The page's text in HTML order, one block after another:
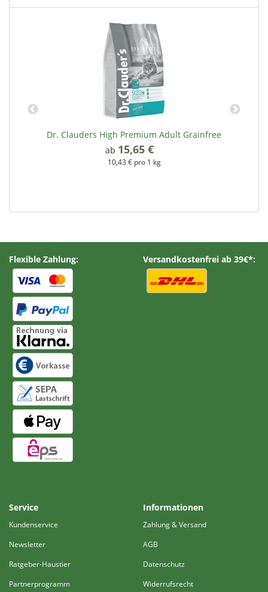
Dr. Clauders High Premium Adult Grainfree
ab 15,65 €
10,43 € pro 1 kg
Flexible Zahlung: Versandkostenfrei ab 39€*:
Service
Kundenservice
Newsletter
Ratgeber-Haustier
Partnerprogramm
Informationen
Zahlung & Versand
AGB
Datenschutz
Widerrufsrecht